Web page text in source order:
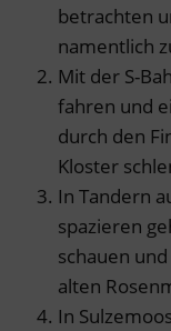
betrachten
namentlich
Mit der S-
fahren und
durch den
Kloster
In Tandern
spazieren
schauen
alten
In